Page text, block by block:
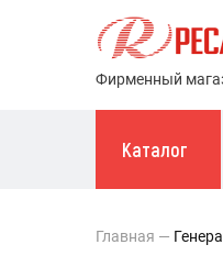
Фирменный
Каталог
Главная